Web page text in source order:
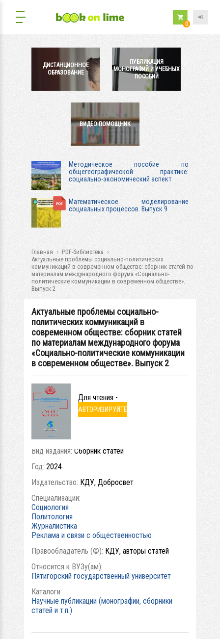
0
ДИСТАНЦИОННОЕ
ОБРАЗОВАНИЕ
ПУБЛИКАЦИЯ
МОНОГРАФИЙ И УЧЕБНЫХ
ПОСОБИЙ
ВИДЕО ПОМОЩНИК
Методическое пособие по
общегеографической практике:
социально-экономический аспект
Математическое моделирование
социальных процессов. Выпуск 9
Главная
PDF-библиотека
Актуальные проблемы социально-политических
коммуникаций в современном обществе: сборник статей по
материалам международного форума «Социально-
политические коммуникации в современном обществе».
Выпуск 2
Актуальные проблемы социально-
политических коммуникаций в
современном обществе: сборник статей
по материалам международного форума
«Социально-политические коммуникации
в современном обществе». Выпуск 2
Для чтения -
АВТОРИЗИРУЙТЕ
Вид издания: Сборник статей
Год: 2024
Издательство: КДУ, Добросвет
Специализации:
Социология
Политология
Журналистика
Реклама и связи с общественностью
Правообладатель (©): КДУ, авторы статей
Относится к ВУЗу(ам):
Пятигорский государственный университет
Каталоги:
Научные публикации (монографии, сборники
статей и т.п.)